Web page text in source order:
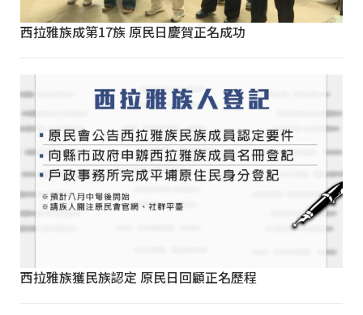
西拉雅族成第17族 原民日慶賀正名成功
西拉雅族獲民族認定 原民日回顧正名歷程